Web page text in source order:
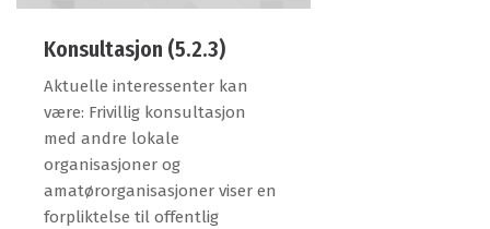
Konsultasjon (5.2.3)
Aktuelle interessenter kan
være: Frivillig konsultasjon
med andre lokale
organisasjoner og
amatørorganisasjoner viser en
forpliktelse til offentlig